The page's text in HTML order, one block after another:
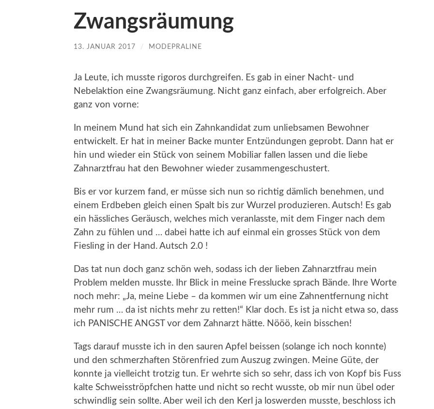
Zwangsräumung
13. JANUAR 2017 / MODEPRALINE
Ja Leute, ich musste rigoros durchgreifen. Es gab in einer Nacht- und
Nebelaktion eine Zwangsräumung. Nicht ganz einfach, aber erfolgreich. Aber
ganz von vorne:
In meinem Mund hat sich ein Zahnkandidat zum unliebsamen Bewohner
entwickelt. Er hat in meiner Backe munter Entzündungen geprobt. Dann hat er
hin und wieder ein Stück von seinem Mobiliar fallen lassen und die liebe
Zahnarztfrau hat den Bewohner wieder zusammengeschustert.
Bis er vor kurzem fand, er müsse sich nun so richtig dämlich benehmen, und
einem Erdbeben gleich einen Spalt bis zur Wurzel produzieren. Autsch! Es gab
ein hässliches Geräusch, welches mich veranlasste, mit dem Finger nach dem
Zahn zu fühlen und … dabei hatte ich auf einmal ein grosses Stück von dem
Fiesling in der Hand. Autsch 2.0 !
Das tat nun doch ganz schön weh, sodass ich der lieben Zahnarztfrau mein
Problem melden musste. Ihr Blick in meine Fresslucke sprach Bände. Ihre Worte
noch mehr: „Ja, meine Liebe – da kommen wir um eine Zahnentfernung nicht
mehr rum … da ist nichts mehr zu retten!“ Klar doch. Es ist ja nicht etwa so, dass
ich PANISCHE ANGST vor dem Zahnarzt hätte. Nööö, kein bisschen!
Tags darauf musste ich in den sauren Apfel beissen (solange ich noch konnte)
und den schmerzhaften Störenfried zum Auszug zwingen. Meine Güte, der
konnte ja vielleicht trotzig tun. Er wehrte sich so sehr, dass ich von Kopf bis Fuss
kalte Schweisströpfchen hatte und nicht so recht wusste, ob mir nun übel oder
schwindlig sein sollte. Aber weil ich den Kerl ja loswerden musste, beschloss ich